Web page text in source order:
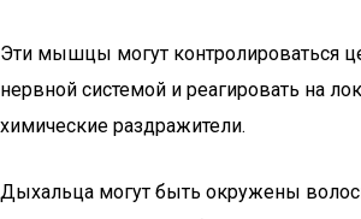
Эти мышцы могут контролироваться
нервной системой и реагировать на
химические раздражители.
Дыхальца могут быть окружены